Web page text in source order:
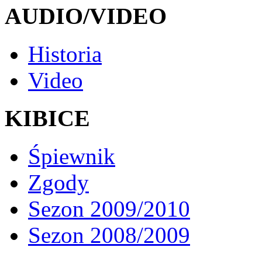
AUDIO/VIDEO
Historia
Video
KIBICE
Śpiewnik
Zgody
Sezon 2009/2010
Sezon 2008/2009